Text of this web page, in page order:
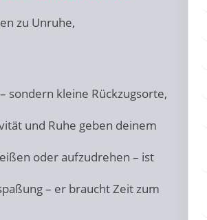
zu Unruhe,
sondern kleine Rückzugsorte,
und Ruhe geben deinem
oder aufzudrehen – ist
– er braucht Zeit zum